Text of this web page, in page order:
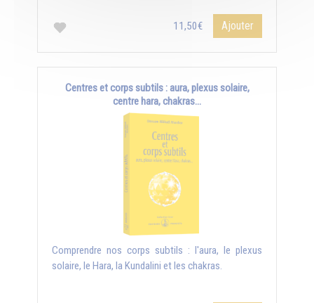
11,50€ Ajouter
Centres et corps subtils : aura, plexus solaire,
centre hara, chakras...
Comprendre nos corps subtils : l'aura, le plexus
solaire, le Hara, la Kundalini et les chakras.